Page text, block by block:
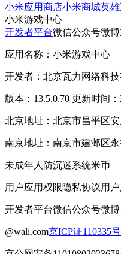
小米应用商店小米商城英
小米游戏中心
开发者平台微信公众号微
应用名称：小米游戏中心
开发者：北京瓦力网络科
版本：13.5.0.70 更新时间：
北京地址：北京市昌平区
南京地址：南京市建邺区
未成年人防沉迷系统米币
用户应用权限隐私协议用
开发者平台微信公众号微
@wali.com京ICP证110335号